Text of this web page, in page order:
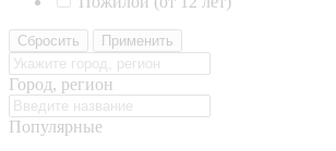
Сбросить Применить
Город, регион
Популярные